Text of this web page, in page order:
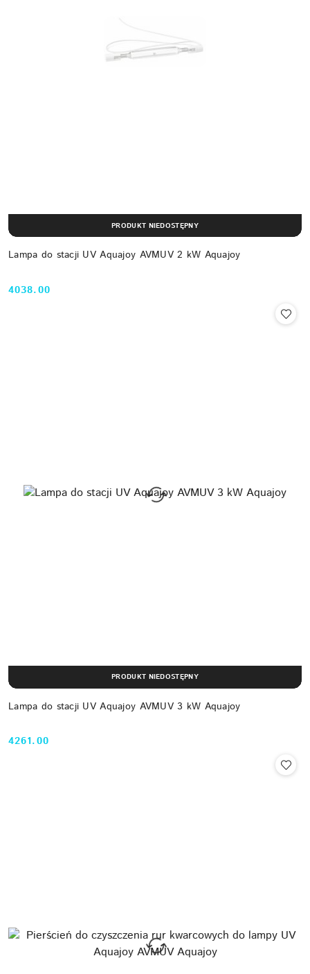
Lampa do stacji UV Aquajoy AVMUV 2 kW Aquajoy
Cena:
4038.00
PRODUKT NIEDOSTĘPNY
Lampa do stacji UV Aquajoy AVMUV 3 kW Aquajoy
Cena:
4261.00
PRODUKT NIEDOSTĘPNY